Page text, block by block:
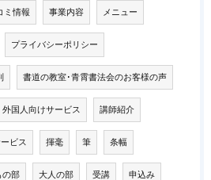
ミ情報 事業内容 メニュー
プライバシーポリシー
書道の教室･青霄書法会のお客様の声
外国人向けサービス 講師紹介
ビス 揮毫 筆 条幅
の部 大人の部 受講 申込み